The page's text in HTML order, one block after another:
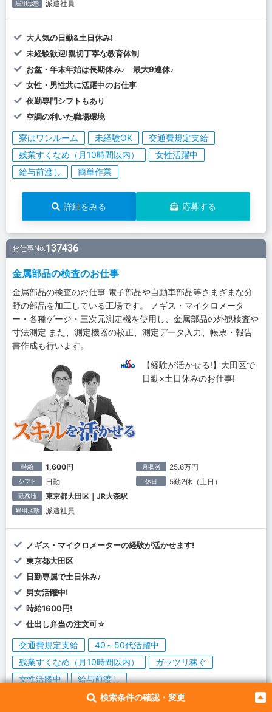
検索条件の確認・変更
雇用形態 派遣社員
大人気の日勤&土日休み!
未経験歓迎!親切丁寧な教育体制
お盆・年末年始は長期休み♪ 最大9連休♪
女性・男性共に活躍中のお仕事
夜勤専門シフトもあり
空調の利いた職場環境
寮はワンルーム 未経験OK
交通費規定支給
残業すくなめ（月10時間以内）
女性活躍中
給与前渡し
簡単作業
詳細をみる 応募する
お仕事No.137436
金属部品の検査のお仕事
金属部品の検査のお仕事 電子部品や自動車部品等さまざまな分
野の部品を加工している工場です。 ノギス・マイクロメータ
ー・各種ゲージ・三次元測定機を使用し、金属部品の外観検査や
寸法測定 また、測定機器の校正、測定データ入力、帳票・報告
書作成も行います。
【経験が活かせる!】大田区で
日勤×土日休みのお仕事!
時給 1,600円 月収例 25.6万円
シフト 日勤 休日 5勤2休（土日）
勤務地 東京都大田区｜JR大森駅
雇用形態 派遣社員
ノギス・マイクロメーターの経験が活かせます!
東京都大田区
日勤専属で土日休み♪
男女活躍中!
時給1600円!
仕出し弁当の注文可☆
交通費規定支給
40～50代活躍中
残業すくなめ（月10時間以内）
ガッツリ稼ぐ
女性活躍中
給与前渡し